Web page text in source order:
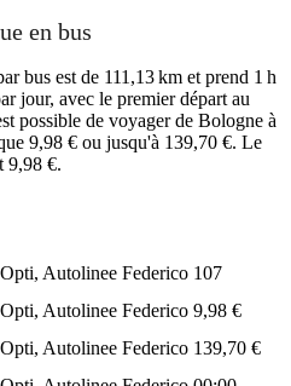
en bus
bus est de 111,13 km et prend 1 h
jour, avec le premier départ au
possible de voyager de Bologne à
9,98 € ou jusqu'à 139,70 €. Le
9,98 €.
Autolinee Federico 107
Autolinee Federico 9,98 €
Autolinee Federico 139,70 €